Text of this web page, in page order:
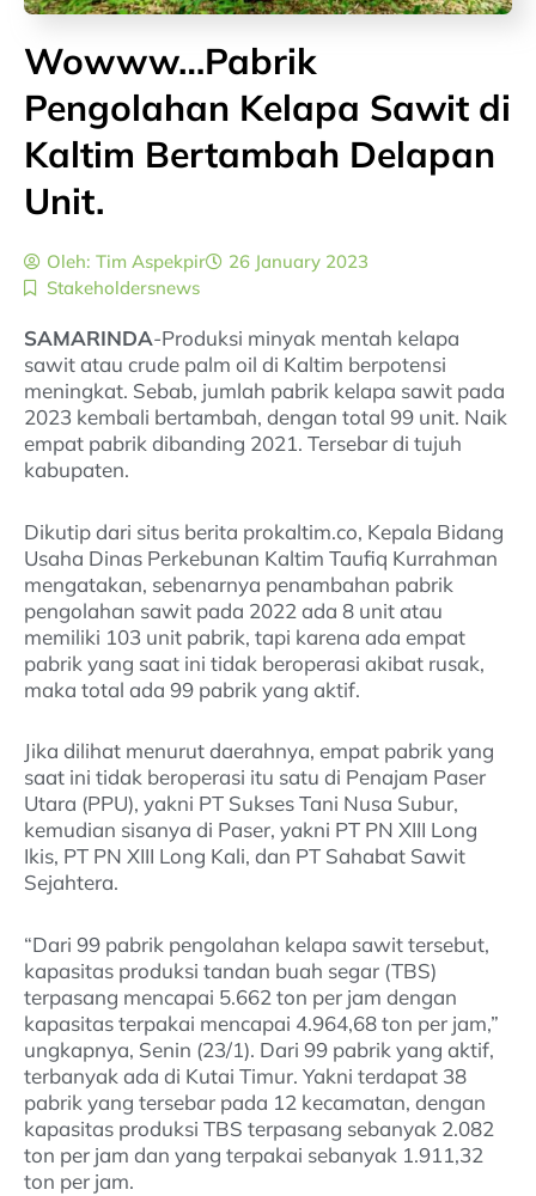
Wowww…Pabrik
Pengolahan Kelapa Sawit di
Kaltim Bertambah Delapan
Unit.
Oleh: Tim Aspekpir
26 January 2023
Stakeholdersnews
SAMARINDA-Produksi minyak mentah kelapa
sawit atau crude palm oil di Kaltim berpotensi
meningkat. Sebab, jumlah pabrik kelapa sawit pada
2023 kembali bertambah, dengan total 99 unit. Naik
empat pabrik dibanding 2021. Tersebar di tujuh
kabupaten.
Dikutip dari situs berita prokaltim.co, Kepala Bidang
Usaha Dinas Perkebunan Kaltim Taufiq Kurrahman
mengatakan, sebenarnya penambahan pabrik
pengolahan sawit pada 2022 ada 8 unit atau
memiliki 103 unit pabrik, tapi karena ada empat
pabrik yang saat ini tidak beroperasi akibat rusak,
maka total ada 99 pabrik yang aktif.
Jika dilihat menurut daerahnya, empat pabrik yang
saat ini tidak beroperasi itu satu di Penajam Paser
Utara (PPU), yakni PT Sukses Tani Nusa Subur,
kemudian sisanya di Paser, yakni PT PN XIII Long
Ikis, PT PN XIII Long Kali, dan PT Sahabat Sawit
Sejahtera.
“Dari 99 pabrik pengolahan kelapa sawit tersebut,
kapasitas produksi tandan buah segar (TBS)
terpasang mencapai 5.662 ton per jam dengan
kapasitas terpakai mencapai 4.964,68 ton per jam,”
ungkapnya, Senin (23/1). Dari 99 pabrik yang aktif,
terbanyak ada di Kutai Timur. Yakni terdapat 38
pabrik yang tersebar pada 12 kecamatan, dengan
kapasitas produksi TBS terpasang sebanyak 2.082
ton per jam dan yang terpakai sebanyak 1.911,32
ton per jam.